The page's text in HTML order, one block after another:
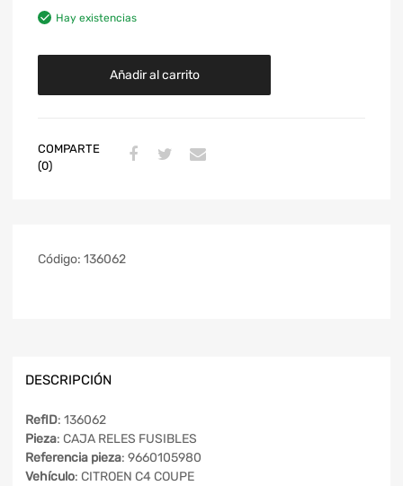
Hay existencias
Añadir al carrito
COMPARTE
(0)
Código: 136062
DESCRIPCIÓN
RefID: 136062
Pieza: CAJA RELES FUSIBLES
Referencia pieza: 9660105980
Vehículo: CITROEN C4 COUPE